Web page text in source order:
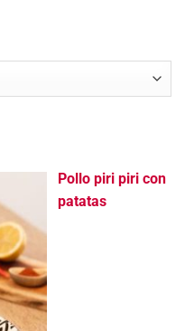
Pollo piri piri con
patatas